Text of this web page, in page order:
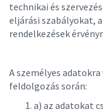
technikai és
eljárási szabályokat,
rendelkezések
A személyes
feldolgozás során:
a) az adatokat